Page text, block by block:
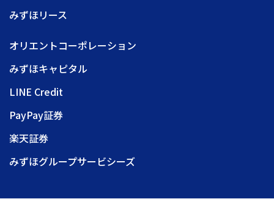
みずほリース
オリエントコーポレーション
みずほキャピタル
LINE Credit
PayPay証券
楽天証券
みずほグループサービシーズ